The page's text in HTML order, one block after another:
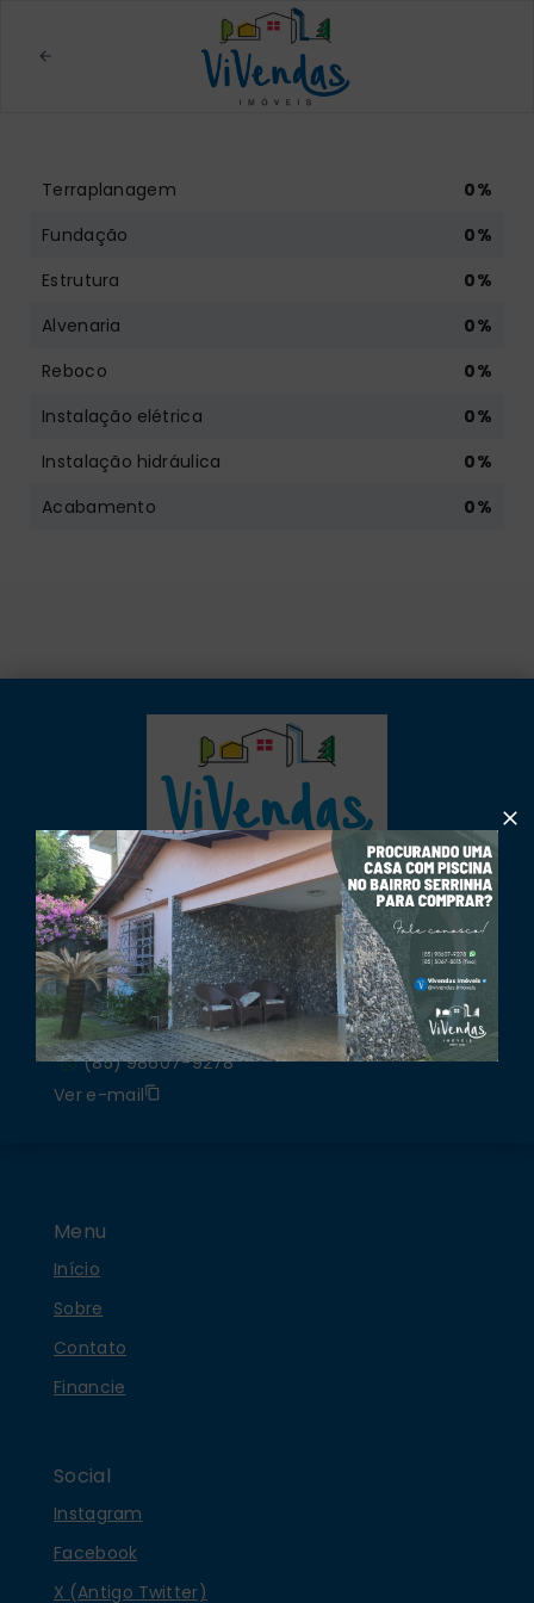
Terraplanagem 0%
Fundação
0%
Estrutura
0%
Alvenaria
0%
Reboco
0%
Instalação elétrica
0%
Instalação hidráulica
0%
Acabamento
0%
Menu
Início
Sobre
Contato
Financie
Social
Instagram
Facebook
X (Antigo Twitter)
ViVendas Imóveis
CNPJ-31.195.959/0001-53
Avenida Oliveira Paiva, 1500 - Sala 206, Cidade
dos Funcionários - Fortaleza/CE, 60822-130
(85) 98607-9278
Ver e-mail